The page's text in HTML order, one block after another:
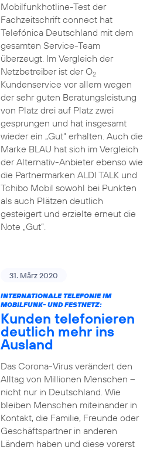
Mobilfunkhotline-Test der
Fachzeitschrift connect hat
Telefónica Deutschland mit dem
gesamten Service-Team
überzeugt. Im Vergleich der
Netzbetreiber ist der O2
Kundenservice vor allem wegen
der sehr guten Beratungsleistung
von Platz drei auf Platz zwei
gesprungen und hat insgesamt
wieder ein „Gut“ erhalten. Auch die
Marke BLAU hat sich im Vergleich
der Alternativ-Anbieter ebenso wie
die Partnermarken ALDI TALK und
Tchibo Mobil sowohl bei Punkten
als auch Plätzen deutlich
gesteigert und erzielte erneut die
Note „Gut“.
31. März 2020
INTERNATIONALE TELEFONIE IM
MOBILFUNK- UND FESTNETZ:
Kunden telefonieren
deutlich mehr ins
Ausland
Das Corona-Virus verändert den
Alltag von Millionen Menschen –
nicht nur in Deutschland. Wie
bleiben Menschen miteinander in
Kontakt, die Familie, Freunde oder
Geschäftspartner in anderen
Ländern haben und diese vorerst